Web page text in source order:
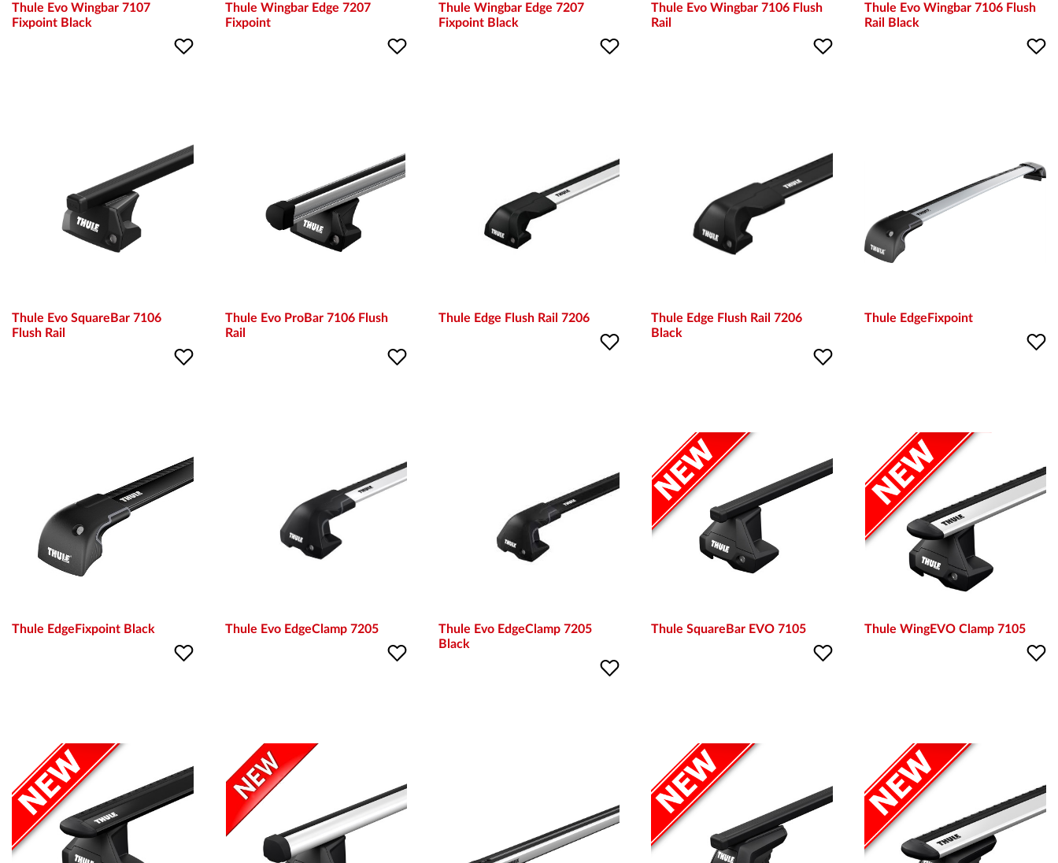
Thule Evo Wingbar 7107
Fixpoint Black
Thule Wingbar Edge 7207
Fixpoint
Thule Wingbar Edge 7207
Fixpoint Black
Thule Evo Wingbar 7106 Flush
Rail
Thule Evo Wingbar 7106 Flush
Rail Black
Thule Evo SquareBar 7106
Flush Rail
Thule Evo ProBar 7106 Flush
Rail
Thule Edge Flush Rail 7206
Thule Edge Flush Rail 7206
Black
Thule EdgeFixpoint
Thule EdgeFixpoint Black Thule Evo EdgeClamp 7205
Thule Evo EdgeClamp 7205
Black
Thule SquareBar EVO 7105 Thule WingEVO Clamp 7105